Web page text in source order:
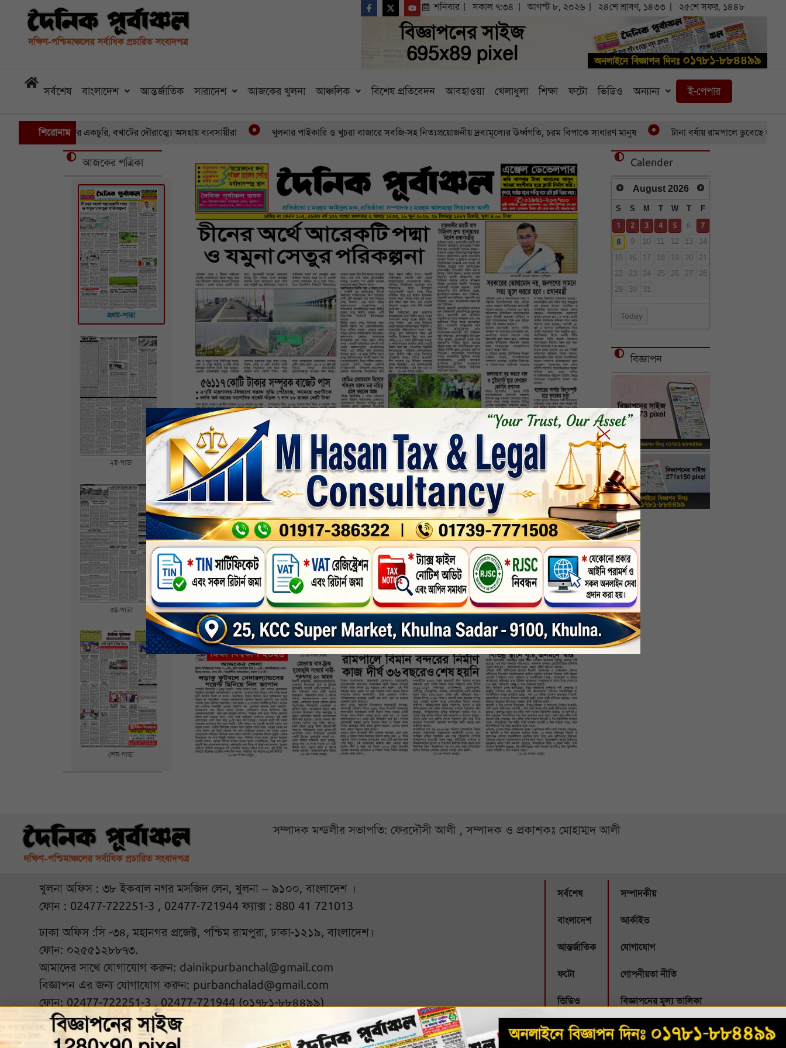
শনিবার সকাল ৭:৩৪ আগস্ট ৮, ২০২৬ ২৪শে শ্রাবণ, ১৪৩৩ ২৫শে সফর, ১৪৪৮
সর্বশেষ বাংলাদেশ আন্তর্জাতিক সারাদেশ আজকের খুলনা আঞ্চলিক বিশেষ প্রতিবেদন আবহাওয়া খেলাধুলা শিক্ষা ফটো ভিডিও অন্যান্য ই-পেপার
শিরোনাম
একের পর একচুরি, বখাটের দৌরাত্ম্যে অসহায় ব্যবসায়ীরা খুলনার পাইকারি ও খুচরা বাজারে সবজি-সহ নিত্যপ্রয়োজনীয় দ্রব্যমূল্যের ঊর্ধ্বগতি, চরম বিপাকে সাধারণ মানুষ টানা বর্ষায় রামপালে ডুবেছে আড়াইশ
আজকের পত্রিকা
প্রথম-পাতা
২য়-পাতা
৩য়-পাতা
শেষ-পাতা
Calender
August 2026
S S M T W T F
1 2 3 4 5 6
7
8
9 10 11 12 13
14
15
16 17 18 19 20
21
22
23 24 25 26 27
28
29
30 31
Today
বিজ্ঞাপন
সম্পাদক মন্ডলীর সভাপতি: ফেরদৌসী আলী , সম্পাদক ও প্রকাশকঃ মোহাম্মদ আলী
খুলনা অফিস : ৩৮ ইকবাল নগর মসজিদ লেন, খুলনা – ৯১০০, বাংলাদেশ ।
ফোন : 02477-722251-3 , 02477-721944 ফ্যাক্স : 880 41 721013
ঢাকা অফিস :সি -৩৪, মহানগর প্রজেক্ট, পশ্চিম রামপুরা, ঢাকা-১২১৯, বাংলাদেশ।
ফোন: ০২৫৫১২৮৮৭৩.
আমাদের সাথে যোগাযোগ করুন: dainikpurbanchal@gmail.com
বিজ্ঞাপন এর জন্য যোগাযোগ করুন: purbanchalad@gmail.com
ফোন: 02477-722251-3 , 02477-721944 (০১৭৮১-৮৮৪৪৯৯)
আমাদের সঙ্গে থাকুন :
সর্বশেষ
বাংলাদেশ
আন্তর্জাতিক
ফটো
ভিডিও
সম্পাদকীয়
আর্কাইভ
যোগাযোগ
গোপনীয়তা নীতি
বিজ্ঞাপনের মূল্য তালিকা